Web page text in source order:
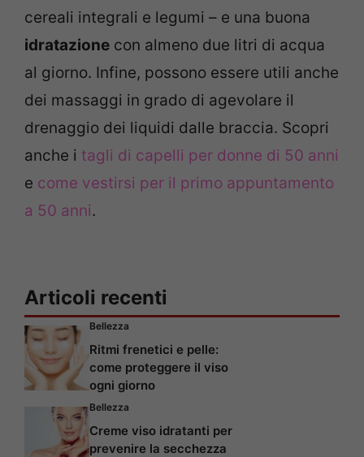
cereali integrali e legumi – e una buona
idratazione con almeno due litri di acqua
al giorno. Infine, possono essere utili anche
dei massaggi in grado di agevolare il
drenaggio dei liquidi dalle braccia. Scopri
anche i tagli di capelli per donne di 50 anni
e come vestirsi per il primo appuntamento
a 50 anni.
Articoli recenti
Bellezza
Ritmi frenetici e pelle:
come proteggere il viso
ogni giorno
Bellezza
Creme viso idratanti per
prevenire la secchezza